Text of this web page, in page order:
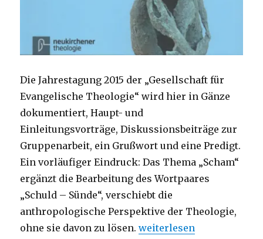
Die Jahrestagung 2015 der „Gesellschaft für
Evangelische Theologie“ wird hier in Gänze
dokumentiert, Haupt- und
Einleitungsvorträge, Diskussionsbeiträge zur
Gruppenarbeit, ein Grußwort und eine Predigt.
Ein vorläufiger Eindruck: Das Thema „Scham“
ergänzt die Bearbeitung des Wortpaares
„Schuld – Sünde“, verschiebt die
anthropologische Perspektive der Theologie,
ohne sie davon zu lösen.„Warum schämen, frei
weiterlesen